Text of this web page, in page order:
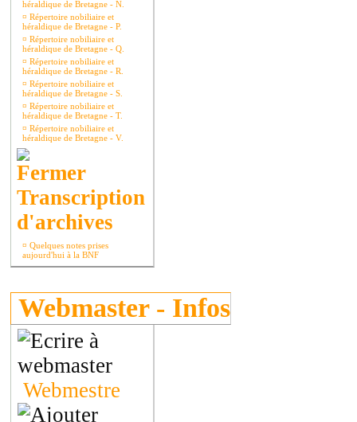
héraldique de Bretagne - N.
¤ Répertoire nobiliaire et
héraldique de Bretagne - P.
¤ Répertoire nobiliaire et
héraldique de Bretagne - Q.
¤ Répertoire nobiliaire et
héraldique de Bretagne - R.
¤ Répertoire nobiliaire et
héraldique de Bretagne - S.
¤ Répertoire nobiliaire et
héraldique de Bretagne - T.
¤ Répertoire nobiliaire et
héraldique de Bretagne - V.
Transcription
d'archives
¤ Quelques notes prises
aujourd'hui à la BNF
Webmaster - Infos
Webmestre